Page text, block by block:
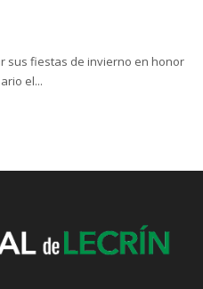
sus fiestas de invierno en honor
el...